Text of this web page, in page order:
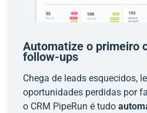
Automatize o primeiro
follow-ups
Chega de leads esquecidos,
oportunidades perdidas por
o CRM PipeRun é tudo